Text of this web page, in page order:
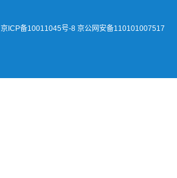
京ICP备10011045号-8 京公网安备110101007517